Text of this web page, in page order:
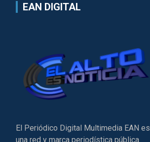
EAN DIGITAL
El Periódico Digital Multimedia EAN es
una red y marca periodística pública